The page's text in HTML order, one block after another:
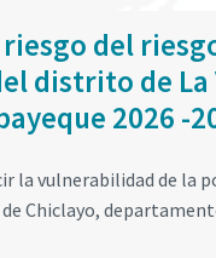
del
distrito de
2026 -
vulnerabilidad de la
Chiclayo,